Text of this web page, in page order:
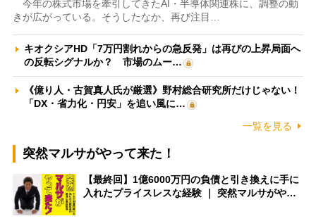
今年の株式市場を牽引してきたAI・半導体関連株に、調整の動
きが広がっている。そうしたなか、再び注目…
キオクシアHD「7万円割れからの急反発」は再びの上昇局面へ
の反転シグナルか？ 市場のムー…
《億り人・古賀真人氏が厳選》野村総合研究所だけじゃない！
「DX・省力化・円安」を追い風に…
一覧を見る
突然マルサがやって来た！
【最終回】1億6000万円の負債と引き換えに手に
入れたプライスレスな経験 ｜ 突然マルサがや…